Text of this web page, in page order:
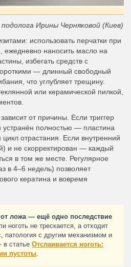
Ирины Черняковой (Киев)
использовать перчатки при
ежедневно наносить масло на
избегать средств с
— длинный свободный
что углубляет трещину.
или керамической пилкой,
от причины. Если триггер
полностью — пластина
цикл отрастания. Если внутренний
и не скорректирован — каждый
в том же месте. Регулярное
в 4–6 недель) позволяет
кератина и вовремя
ложа — ещё одно последствие
ноготь не трескается, а отходит
патология с другим механизмом и
статье Отслаивается ноготь:
пустоты.